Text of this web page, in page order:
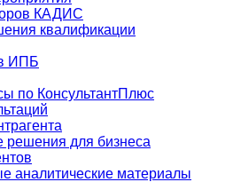
КАДИС
квалификации
ИПБ
по КонсультантПлюс
решения для бизнеса
аналитические материалы